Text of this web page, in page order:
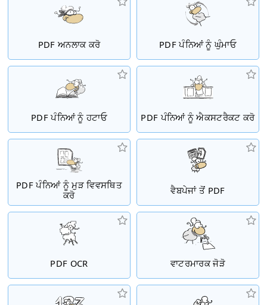
PDF ਅਨਲਾਕ ਕਰੋ PDF ਪੰਨਿਆਂ ਨੂੰ ਘੁੰਮਾਓ
PDF ਪੰਨਿਆਂ ਨੂੰ ਹਟਾਓ PDF ਪੰਨਿਆਂ ਨੂੰ ਐਕਸਟਰੈਕਟ ਕਰੋ
PDF ਪੰਨਿਆਂ ਨੂੰ ਮੁੜ ਵਿਵਸਥਿਤ
ਕਰੋ
ਵੈਬਪੇਜਾਂ ਤੋਂ PDF
PDF OCR ਵਾਟਰਮਾਰਕ ਜੋੜੋ